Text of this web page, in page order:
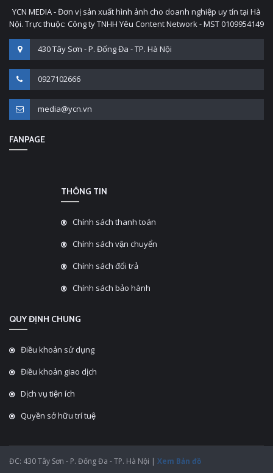
YCN MEDIA - Đơn vị sản xuất hình ảnh cho doanh nghiệp uy tín tại Hà
Nội. Trực thuộc: Công ty TNHH Yêu Content Network - MST 0109954149
430 Tây Sơn - P. Đống Đa - TP. Hà Nội
0927102666
media@ycn.vn
FANPAGE
THÔNG TIN
Chính sách thanh toán
Chính sách vận chuyển
Chính sách đổi trả
Chính sách bảo hành
QUY ĐỊNH CHUNG
Điều khoản sử dụng
Điều khoản giao dịch
Dịch vụ tiện ích
Quyền sở hữu trí tuệ
ĐC: 430 Tây Sơn - P. Đống Đa - TP. Hà Nội | Xem Bản đồ